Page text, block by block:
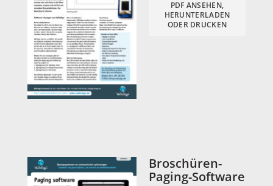
PDF ANSEHEN,
HERUNTERLADEN
ODER DRUCKEN
Broschüren-
Paging-Software